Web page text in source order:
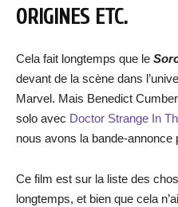
ORIGINES ETC.
Cela fait longtemps que le
devant de la scène dans
Marvel. Mais Benedict
solo avec Doctor Strange In
nous avons la bande-annonce
Ce film est sur la liste des
longtemps, et bien que cela